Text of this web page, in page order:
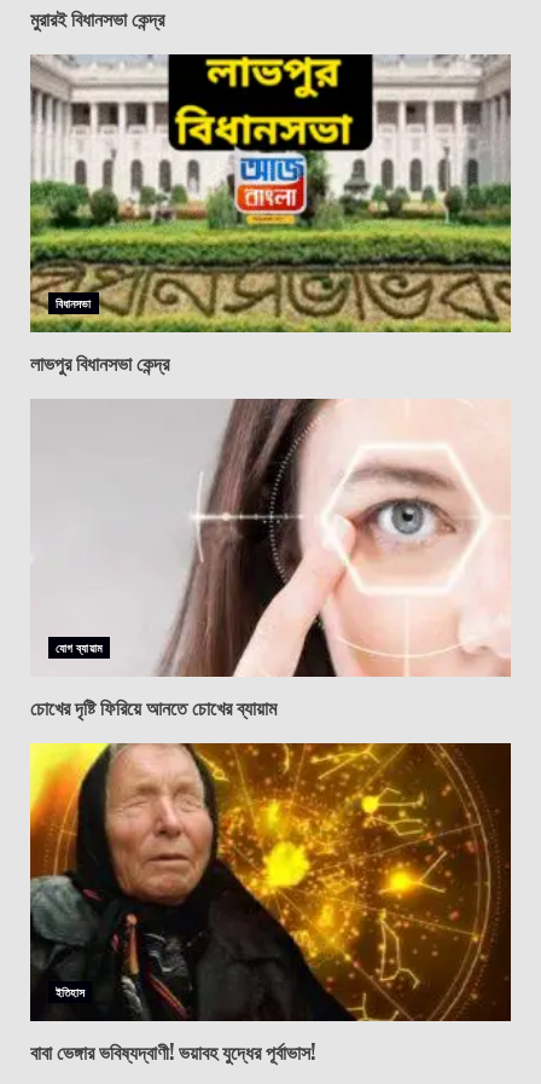
মুরারই বিধানসভা কেন্দ্র
বিধানসভা
লাভপুর বিধানসভা কেন্দ্র
যোগ ব্যায়াম
চোখের দৃষ্টি ফিরিয়ে আনতে চোখের ব্যায়াম
ইতিহাস
বাবা ভেঙ্গার ভবিষ্যদ্বাণী! ভয়াবহ যুদ্ধের পূর্বাভাস!